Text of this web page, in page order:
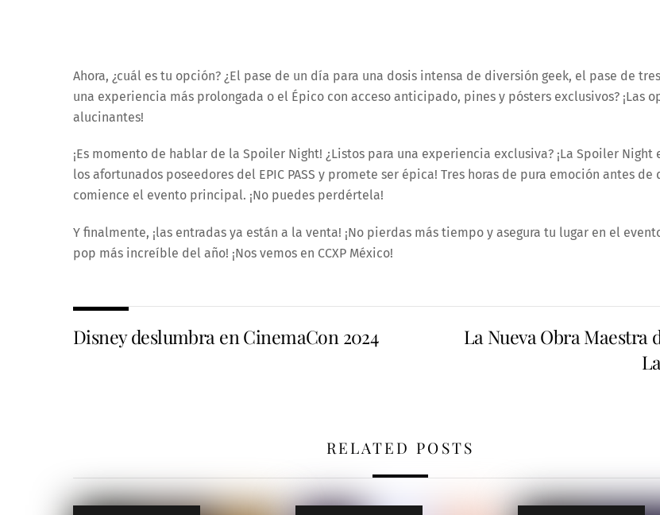
Ahora, ¿cuál es tu opción? ¿El pase de un día para una dosis intensa de diversión geek, el pase de
una experiencia más prolongada o el Épico con acceso anticipado, pines y pósters exclusivos? ¡Las
alucinantes!
¡Es momento de hablar de la Spoiler Night! ¿Listos para una experiencia exclusiva? ¡La Spoiler Night
los afortunados poseedores del EPIC PASS y promete ser épica! Tres horas de pura emoción antes de
comience el evento principal. ¡No puedes perdértela!
Y finalmente, ¡las entradas ya están a la venta! ¡No pierdas más tiempo y asegura tu lugar en el
pop más increíble del año! ¡Nos vemos en CCXP México!
Disney deslumbra en CinemaCon 2024
La Nueva Obra Maestra
RELATED POSTS